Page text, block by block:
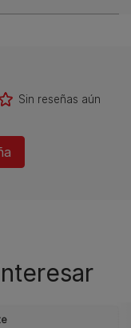
Sin reseñas aún